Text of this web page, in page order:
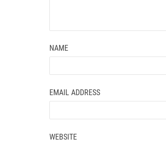
NAME
EMAIL ADDRESS
WEBSITE